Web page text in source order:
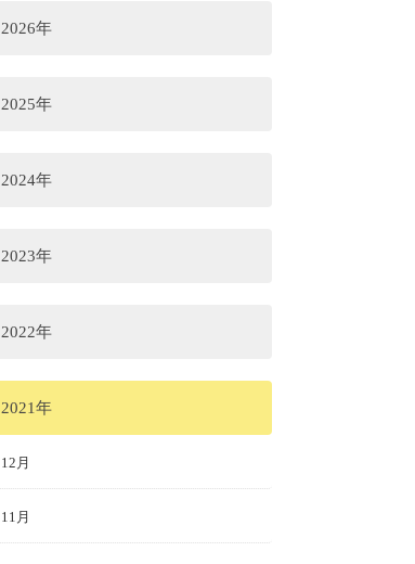
2026年
2025年
2024年
2023年
2022年
2021年
12月
11月